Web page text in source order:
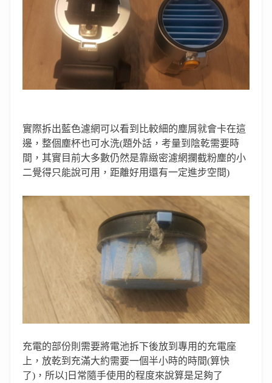
實際拆出藍色濾網可以看到比較細的塵屑就會卡在這
邊，整個塵杯也可水洗(題外話，考量到陰乾需要時
間，其實目前大多數仍然是靠緻密濾網攔截粉塵的小
二覺得只能說可用，距離好用還有一定進步空間)
充電的部份則需要將電池拆下後放到專用的充電座
上，放乾到充滿大約需要一個半小時的時間(算快
了)，所以]日常隨手使用的程度來說算是足夠了